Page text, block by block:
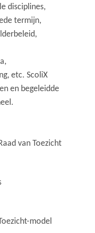
disciplines,
termijn,
etc. ScoliX
en begeleidde
van Toezicht
model